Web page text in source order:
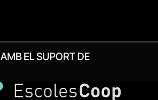
AMB EL SUPORT DE